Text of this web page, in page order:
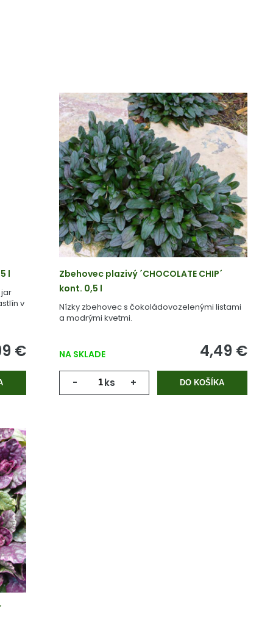
l
v
€
Zbehovec plazivý ´CHOCOLATE CHIP´
kont. 0,5 l
Nízky zbehovec s čokoládovozelenými listami
a modrými kvetmi.
NA SKLADE 4,49 €
- ks + DO KOŠÍKA